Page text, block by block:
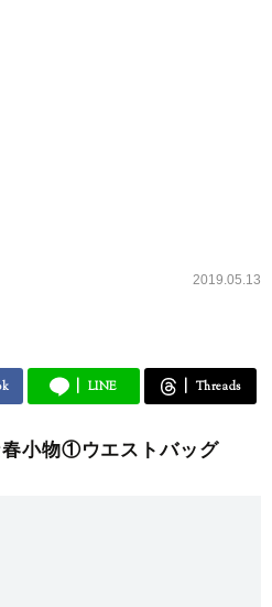
2019.05.13
LINE Threads
小物①ウエストバッグ